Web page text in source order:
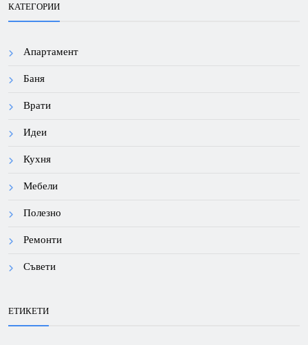
КАТЕГОРИИ
Апартамент
Баня
Врати
Идеи
Кухня
Мебели
Полезно
Ремонти
Съвети
ЕТИКЕТИ